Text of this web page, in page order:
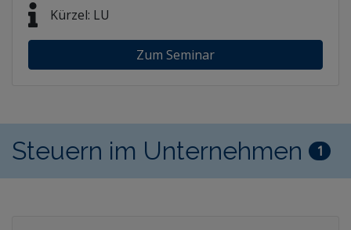
Kürzel: LU
Zum Seminar
Steuern im Unternehmen 1